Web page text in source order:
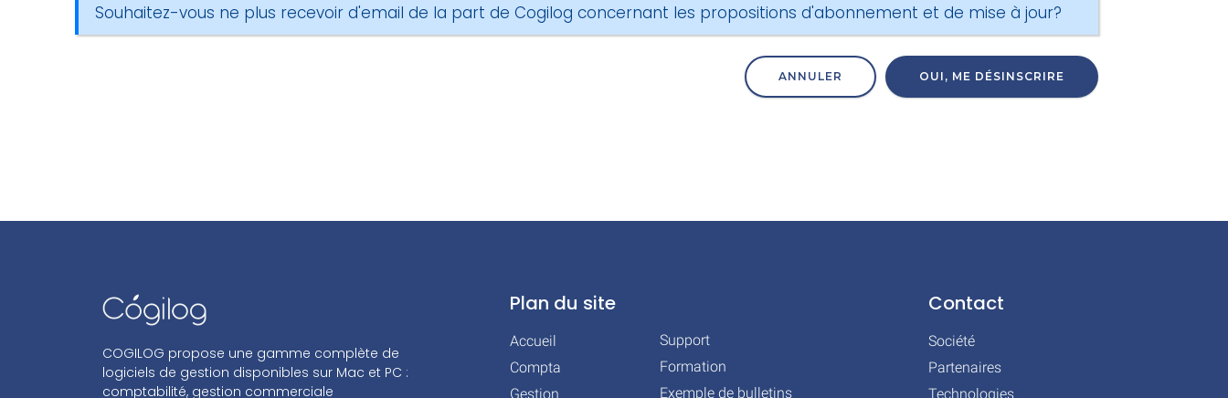
Souhaitez-vous ne plus recevoir d'email de la part de Cogilog concernant les propositions d'abonnement et de mise à jour?
ANNULER
COGILOG propose une gamme complète de
logiciels de gestion disponibles sur Mac et PC :
comptabilité, gestion commerciale
Plan du site
Accueil
Compta
Gestion
Support
Formation
Exemple de bulletins
Contact
Société
Partenaires
Technologies